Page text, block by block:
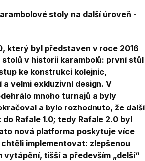
stoly na další úroveň -
který byl představen v roce 2016
stolů v historii karambolů: první stůl
ke konstrukci kolejnic,
a velmi exkluzivní design. V
mnoho turnajů a byly
a bylo rozhodnuto, že další
Rafale 1.0; tedy Rafale 2.0 byl
nová platforma poskytuje více
implementovat: zlepšenou
tišší a především „delší“